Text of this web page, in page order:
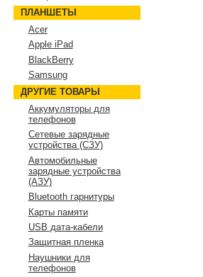
ПЛАНШЕТЫ
Acer
Apple iPad
BlackBerry
Samsung
ДРУГИЕ ТОВАРЫ
Аккумуляторы для
телефонов
Сетевые зарядные
устройства (СЗУ)
Автомобильные
зарядные устройства
(АЗУ)
Bluetooth гарнитуры
Карты памяти
USB дата-кабели
Защитная пленка
Наушники для
телефонов